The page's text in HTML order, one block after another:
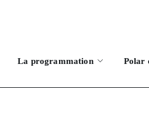
La programmation Polar